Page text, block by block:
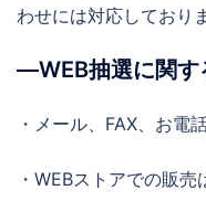
わせには対応しており
―WEB抽選に関
・メール、FAX、お電
・WEBストアでの販売